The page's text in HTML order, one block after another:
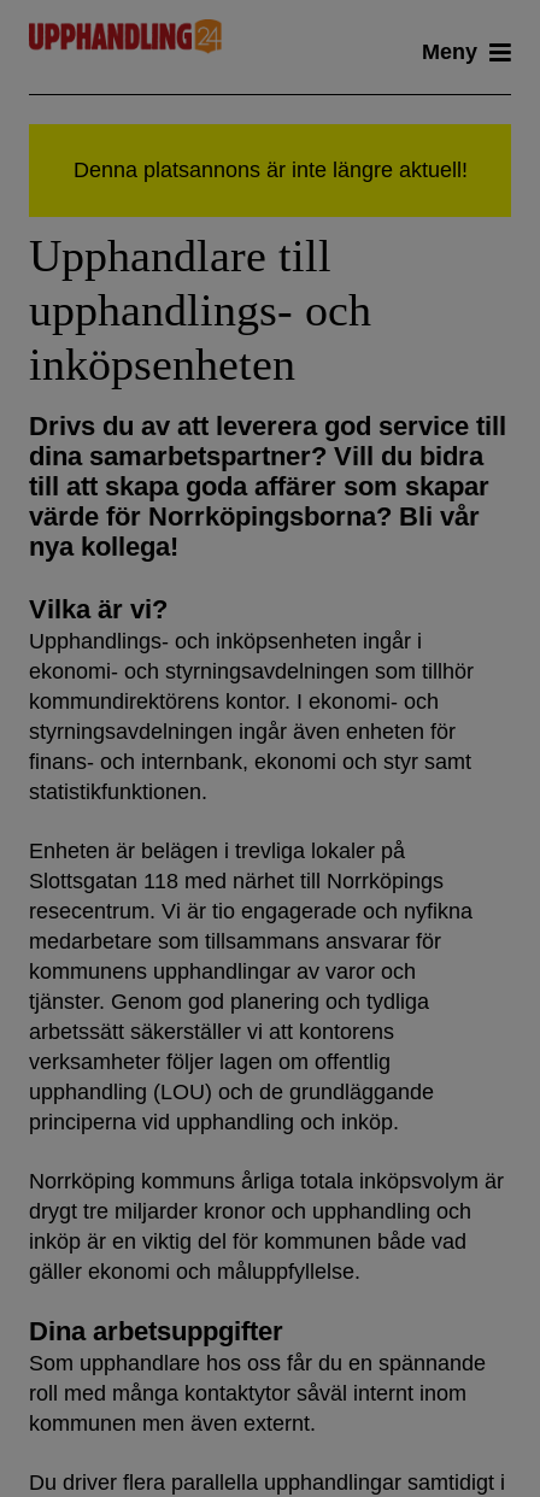
content
Meny
Upphandlare till
upphandlings- och
inköpsenheten
Drivs du av att leverera god service till
dina samarbetspartner? Vill du bidra
till att skapa goda affärer som skapar
värde för Norrköpingsborna? Bli vår
nya kollega!
Vilka är vi?
Upphandlings- och inköpsenheten ingår i
ekonomi- och styrningsavdelningen som tillhör
kommundirektörens kontor. I ekonomi- och
styrningsavdelningen ingår även enheten för
finans- och internbank, ekonomi och styr samt
statistikfunktionen.
Enheten är belägen i trevliga lokaler på
Slottsgatan 118 med närhet till Norrköpings
resecentrum. Vi är tio engagerade och nyfikna
medarbetare som tillsammans ansvarar för
kommunens upphandlingar av varor och
tjänster. Genom god planering och tydliga
arbetssätt säkerställer vi att kontorens
verksamheter följer lagen om offentlig
upphandling (LOU) och de grundläggande
principerna vid upphandling och inköp.
Norrköping kommuns årliga totala inköpsvolym är
drygt tre miljarder kronor och upphandling och
inköp är en viktig del för kommunen både vad
gäller ekonomi och måluppfyllelse.
Dina arbetsuppgifter
Som upphandlare hos oss får du en spännande
roll med många kontaktytor såväl internt inom
kommunen men även externt.
Du driver flera parallella upphandlingar samtidigt i